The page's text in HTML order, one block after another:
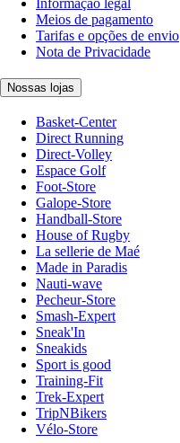
Meios de pagamento
Tarifas e opções de envio
Nota de Privacidade
Nossas lojas
Basket-Center
Direct Running
Direct-Volley
Espace Golf
Foot-Store
Galope-Store
Handball-Store
House of Rugby
La sellerie de Maé
Made in Paradis
Nauti-wave
Pecheur-Store
Smash-Expert
Sneak'In
Sneakids
Sport is good
Training-Fit
Trek-Expert
TripNBikers
Vélo-Store